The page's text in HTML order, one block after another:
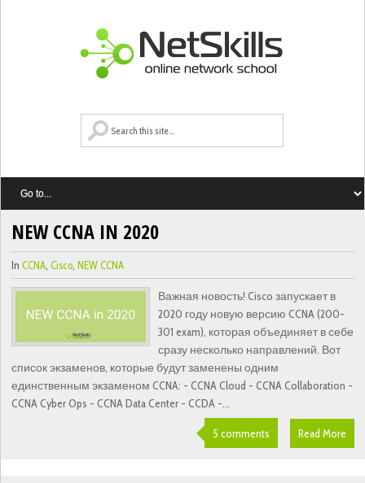
NEW CCNA IN 2020
InCCNA,Cisco,NEW CCNA
Важная новость! Cisco запускает в
2020 году новую версию CCNA (200-
301 exam), которая объединяет в себе
сразу несколько направлений. Вот
список экзаменов, которые будут заменены одним
единственным экзаменом CCNA: - CCNA Cloud - CCNA Collaboration -
CCNA Cyber Ops - CCNA Data Center - CCDA -...
5 comments Read More